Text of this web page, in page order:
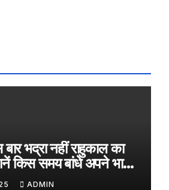
बार भद्रा नहीं राहुकाल का
किस समय बांधे अपने भाई
ADMIN